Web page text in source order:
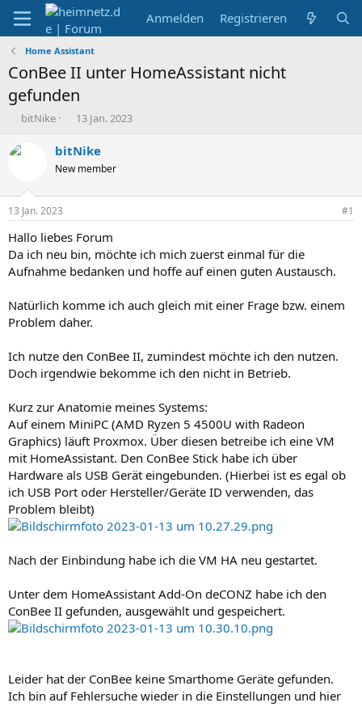
Anmelden Registrieren
Home Assistant
ConBee II unter HomeAssistant nicht
gefunden
E
s
e
r
bitNike
E
s
e
t
a
m
13 Jan. 2023
bitNike
New member
13 Jan. 2023 #1
Hallo liebes Forum
Da ich neu bin, möchte ich mich zuerst einmal für die
Aufnahme bedanken und hoffe auf einen guten Austausch.
Natürlich komme ich auch gleich mit einer Frage bzw. einem
Problem daher.
Ich nutze den ConBee II, zumindest möchte ich den nutzen.
Doch irgendwie bekomme ich den nicht in Betrieb.
Kurz zur Anatomie meines Systems:
Auf einem MiniPC (AMD Ryzen 5 4500U with Radeon
Graphics) läuft Proxmox. Über diesen betreibe ich eine VM
mit HomeAssistant. Den ConBee Stick habe ich über
Hardware als USB Gerät eingebunden. (Hierbei ist es egal ob
ich USB Port oder Hersteller/Geräte ID verwenden, das
Problem bleibt)
Nach der Einbindung habe ich die VM HA neu gestartet.
Unter dem HomeAssistant Add-On deCONZ habe ich den
ConBee II gefunden, ausgewählt und gespeichert.
Leider hat der ConBee keine Smarthome Geräte gefunden.
Ich bin auf Fehlersuche wieder in die Einstellungen und hier